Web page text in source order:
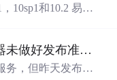
一样，导致 ps，
10sp1和10.2 易出
软件导致的，后来
管家等依然有这个
【报错|Arcgis sever 】：服务器未做好发布准备/服务正在停止...
务，但昨天发布服